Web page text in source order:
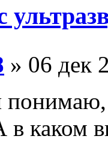
» 06 дек
каком